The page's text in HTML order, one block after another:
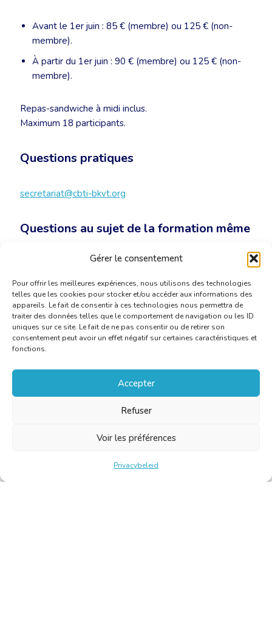
Gérer le consentement
Pour offrir les meilleures expériences, nous utilisons des technologies
telles que les cookies pour stocker et/ou accéder aux informations des
appareils. Le fait de consentir à ces technologies nous permettra de
traiter des données telles que le comportement de navigation ou les ID
uniques sur ce site. Le fait de ne pas consentir ou de retirer son
consentement peut avoir un effet négatif sur certaines caractéristiques et
fonctions.
Accepter
Refuser
Voir les préférences
Privacybeleid
Avant le 1er juin : 85 € (membre) ou 125 € (non-
membre).
À partir du 1er juin : 90 € (membre) ou 125 € (non-
membre).
Repas-sandwiche à midi inclus.
Maximum 18 participants.
Questions pratiques
secretariat@cbti-bkvt.org
Questions au sujet de la formation même
pilawski.translations@pilawski.be